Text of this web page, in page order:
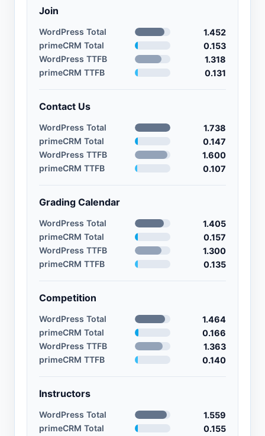
Join
WordPress Total
1.452
primeCRM Total
0.153
WordPress TTFB
1.318
primeCRM TTFB
0.131
Contact Us
WordPress Total
1.738
primeCRM Total
0.147
WordPress TTFB
1.600
primeCRM TTFB
0.107
Grading Calendar
WordPress Total
1.405
primeCRM Total
0.157
WordPress TTFB
1.300
primeCRM TTFB
0.135
Competition
WordPress Total
1.464
primeCRM Total
0.166
WordPress TTFB
1.363
primeCRM TTFB
0.140
Instructors
WordPress Total
1.559
primeCRM Total
0.155